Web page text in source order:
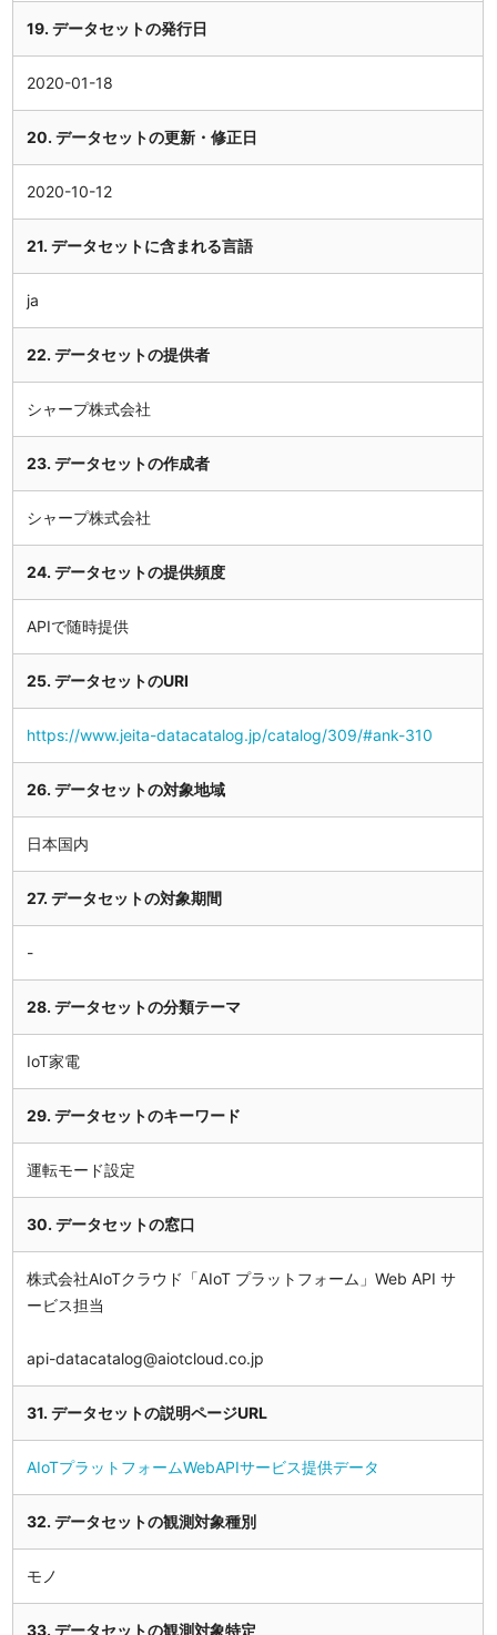
19. データセットの発行日
2020-01-18
20. データセットの更新・修正日
2020-10-12
21. データセットに含まれる言語
ja
22. データセットの提供者
シャープ株式会社
23. データセットの作成者
シャープ株式会社
24. データセットの提供頻度
APIで随時提供
25. データセットのURI
https://www.jeita-datacatalog.jp/catalog/309/#ank-310
26. データセットの対象地域
日本国内
27. データセットの対象期間
28. データセットの分類テーマ
IoT家電
29. データセットのキーワード
運転モード設定
30. データセットの窓口
株式会社AIoTクラウド「AIoT プラットフォーム」Web API サ
ービス担当
api-datacatalog@aiotcloud.co.jp
31. データセットの説明ページURL
AIoTプラットフォームWebAPIサービス提供データ
32. データセットの観測対象種別
モノ
33. データセットの観測対象特定